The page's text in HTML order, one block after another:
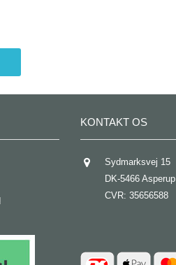
KONTAKT OS
Sydmarksvej 15
DK-5466 Asperup
CVR: 35656588